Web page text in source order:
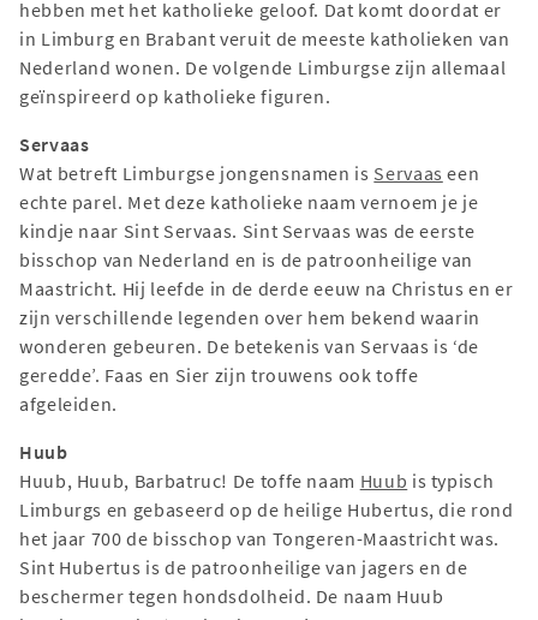
hebben met het katholieke geloof. Dat komt doordat er
in Limburg en Brabant veruit de meeste katholieken van
Nederland wonen. De volgende Limburgse zijn allemaal
geïnspireerd op katholieke figuren.
Servaas
Wat betreft Limburgse jongensnamen is Servaas een
echte parel. Met deze katholieke naam vernoem je je
kindje naar Sint Servaas. Sint Servaas was de eerste
bisschop van Nederland en is de patroonheilige van
Maastricht. Hij leefde in de derde eeuw na Christus en er
zijn verschillende legenden over hem bekend waarin
wonderen gebeuren. De betekenis van Servaas is ‘de
geredde’. Faas en Sier zijn trouwens ook toffe
afgeleiden.
Huub
Huub, Huub, Barbatruc! De toffe naam Huub is typisch
Limburgs en gebaseerd op de heilige Hubertus, die rond
het jaar 700 de bisschop van Tongeren-Maastricht was.
Sint Hubertus is de patroonheilige van jagers en de
beschermer tegen hondsdolheid. De naam Huub